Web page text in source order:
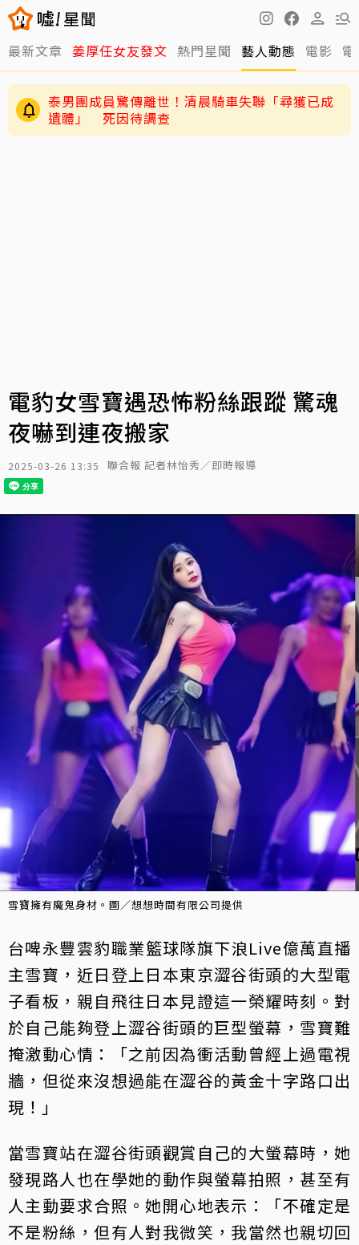
最新文章 姜厚任女友發文 熱門星聞 藝人動態 電影
泰男團成員驚傳離世！清晨騎車失聯「尋獲已成
遺體」 死因待調查
電豹女雪寶遇恐怖粉絲跟蹤 驚魂
夜嚇到連夜搬家
2025-03-26 13:35 聯合報 記者林怡秀／即時報導
雪寶擁有魔鬼身材。圖／想想時間有限公司提供
台啤永豐雲豹職業籃球隊旗下浪Live億萬直播
主雪寶，近日登上日本東京澀谷街頭的大型電
子看板，親自飛往日本見證這一榮耀時刻。對
於自己能夠登上澀谷街頭的巨型螢幕，雪寶難
掩激動心情：「之前因為衝活動曾經上過電視
牆，但從來沒想過能在澀谷的黃金十字路口出
現！」
當雪寶站在澀谷街頭觀賞自己的大螢幕時，她
發現路人也在學她的動作與螢幕拍照，甚至有
人主動要求合照。她開心地表示：「不確定是
不是粉絲，但有人對我微笑，我當然也親切回